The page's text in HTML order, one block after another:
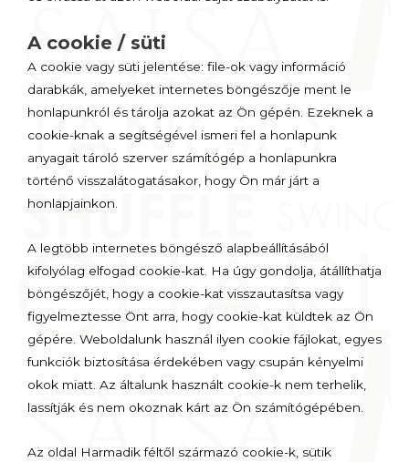
A cookie / süti
A cookie vagy süti jelentése: file-ok vagy információ
darabkák, amelyeket internetes böngészője ment le
honlapunkról és tárolja azokat az Ön gépén. Ezeknek a
cookie-knak a segítségével ismeri fel a honlapunk
anyagait tároló szerver számítógép a honlapunkra
történő visszalátogatásakor, hogy Ön már járt a
honlapjainkon.
A legtöbb internetes böngésző alapbeállításából
kifolyólag elfogad cookie-kat. Ha úgy gondolja, átállíthatja
böngészőjét, hogy a cookie-kat visszautasítsa vagy
figyelmeztesse Önt arra, hogy cookie-kat küldtek az Ön
gépére. Weboldalunk használ ilyen cookie fájlokat, egyes
funkciók biztosítása érdekében vagy csupán kényelmi
okok miatt. Az általunk használt cookie-k nem terhelik,
lassítják és nem okoznak kárt az Ön számítógépében.
Az oldal Harmadik féltől származó cookie-k, sütik